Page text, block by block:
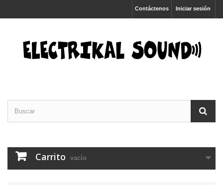
Iniciar sesión
Contáctenos
Carrito vacío